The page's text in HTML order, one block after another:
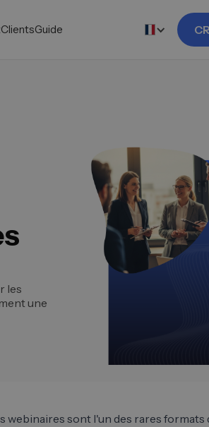
ClientsGuide
les
une
webinaires sont l'un des rares